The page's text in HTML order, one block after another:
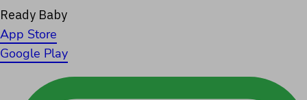
Ready Baby
App Store
Google Play